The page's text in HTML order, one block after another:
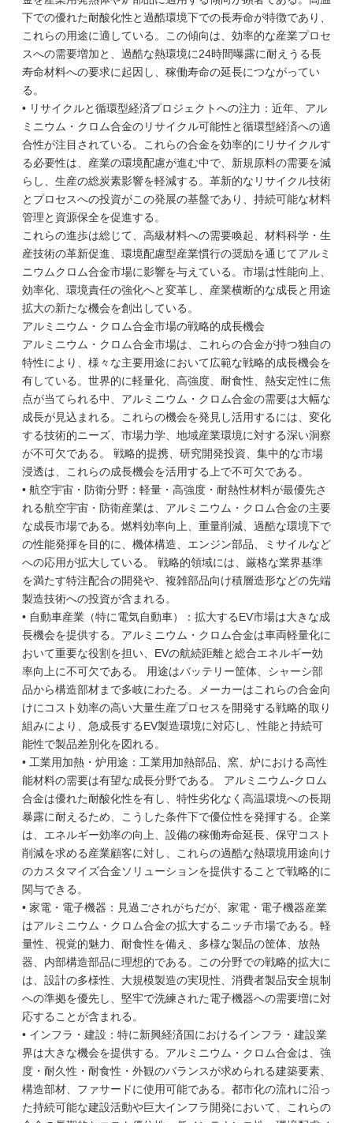
下での優れた耐酸化性と過酷環境下での長寿命が特徴であり、
これらの用途に適している。この傾向は、効率的な産業プロセ
スへの需要増加と、過酷な熱環境に24時間曝露に耐えうる長
寿命材料への要求に起因し、稼働寿命の延長につながってい
る。
• リサイクルと循環型経済プロジェクトへの注力：近年、アル
ミニウム・クロム合金のリサイクル可能性と循環型経済への適
合性が注目されている。これらの合金を効率的にリサイクルす
る必要性は、産業の環境配慮が進む中で、新規原料の需要を減
らし、生産の総炭素影響を軽減する。革新的なリサイクル技術
とプロセスへの投資がこの発展の基盤であり、持続可能な材料
管理と資源保全を促進する。
これらの進歩は総じて、高級材料への需要喚起、材料科学・生
産技術の革新促進、環境配慮型産業慣行の奨励を通じてアルミ
ニウムクロム合金市場に影響を与えている。市場は性能向上、
効率化、環境責任の強化へと変革し、産業横断的な成長と用途
拡大の新たな機会を創出している。
アルミニウム・クロム合金市場の戦略的成長機会
アルミニウム・クロム合金市場は、これらの合金が持つ独自の
特性により、様々な主要用途において広範な戦略的成長機会を
有している。世界的に軽量化、高強度、耐食性、熱安定性に焦
点が当てられる中、アルミニウム・クロム合金の需要は大幅な
成長が見込まれる。これらの機会を発見し活用するには、変化
する技術的ニーズ、市場力学、地域産業環境に対する深い洞察
が不可欠である。 戦略的提携、研究開発投資、集中的な市場
浸透は、これらの成長機会を活用する上で不可欠である。
• 航空宇宙・防衛分野：軽量・高強度・耐熱性材料が最優先さ
れる航空宇宙・防衛産業は、アルミニウム・クロム合金の主要
な成長市場である。燃料効率向上、重量削減、過酷な環境下で
の性能発揮を目的に、機体構造、エンジン部品、ミサイルなど
への応用が拡大している。 戦略的領域には、厳格な業界基準
を満たす特注配合の開発や、複雑部品向け積層造形などの先端
製造技術への投資が含まれる。
• 自動車産業（特に電気自動車）：拡大するEV市場は大きな成
長機会を提供する。アルミニウム・クロム合金は車両軽量化に
おいて重要な役割を担い、EVの航続距離と総合エネルギー効
率向上に不可欠である。 用途はバッテリー筐体、シャーシ部
品から構造部材まで多岐にわたる。メーカーはこれらの合金向
けにコスト効率の高い大量生産プロセスを開発する戦略的取り
組みにより、急成長するEV製造環境に対応し、性能と持続可
能性で製品差別化を図れる。
• 工業用加熱・炉用途：工業用加熱部品、窯、炉における高性
能材料の需要は有望な成長分野である。 アルミニウム-クロム
合金は優れた耐酸化性を有し、特性劣化なく高温環境への長期
暴露に耐えるため、こうした条件下で優位性を発揮する。企業
は、エネルギー効率の向上、設備の稼働寿命延長、保守コスト
削減を求める産業顧客に対し、これらの過酷な熱環境用途向け
のカスタマイズ合金ソリューションを提供することで戦略的に
関与できる。
• 家電・電子機器：見過ごされがちだが、家電・電子機器産業
はアルミニウム・クロム合金の拡大するニッチ市場である。軽
量性、視覚的魅力、耐食性を備え、多様な製品の筐体、放熱
器、内部構造部品に理想的である。この分野での戦略的拡大に
は、設計の多様性、大規模製造の実現性、消費者製品安全規制
への準拠を優先し、堅牢で洗練された電子機器への需要増に対
応することが含まれる。
• インフラ・建設：特に新興経済国におけるインフラ・建設業
界は大きな機会を提供する。アルミニウム・クロム合金は、強
度・耐久性・耐食性・外観のバランスが求められる建築要素、
構造部材、ファサードに使用可能である。都市化の流れに沿っ
た持続可能な建設活動や巨大インフラ開発において、これらの